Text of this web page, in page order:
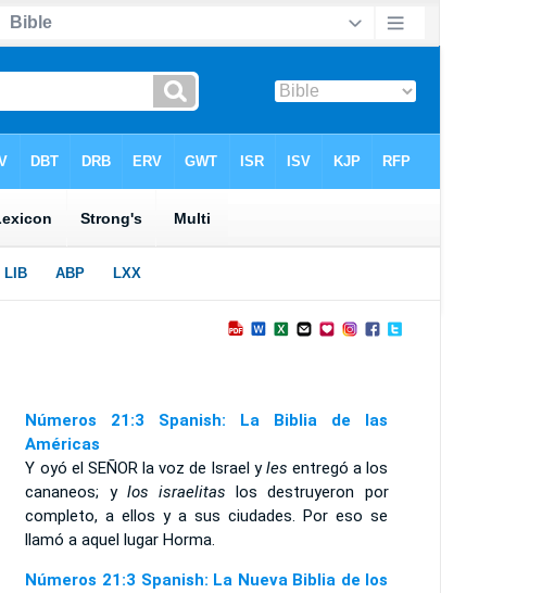
Números 21:3 Spanish: La Biblia de las
Américas
Y oyó el SEÑORla voz de Israel yles entregó a los
cananeos; y los israelitas los destruyeron por
completo, a ellos y a sus ciudades. Por eso se
llamó a aquel lugar Horma.
Números 21:3 Spanish: La Nueva Biblia de los